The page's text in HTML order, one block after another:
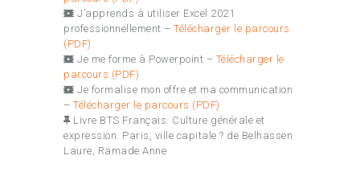
J’apprends à utiliser Excel 2021
professionnellement – Télécharger le parcours
(PDF)
Je me forme à Powerpoint – Télécharger le
parcours (PDF)
Je formalise mon offre et ma communication
– Télécharger le parcours (PDF)
Livre BTS Français. Culture générale et
expression. Paris, ville capitale ? de Belhassen
Laure, Ramade Anne